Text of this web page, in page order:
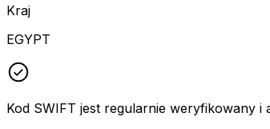
Kraj
EGYPT
Kod SWIFT jest regularnie weryfikowany i